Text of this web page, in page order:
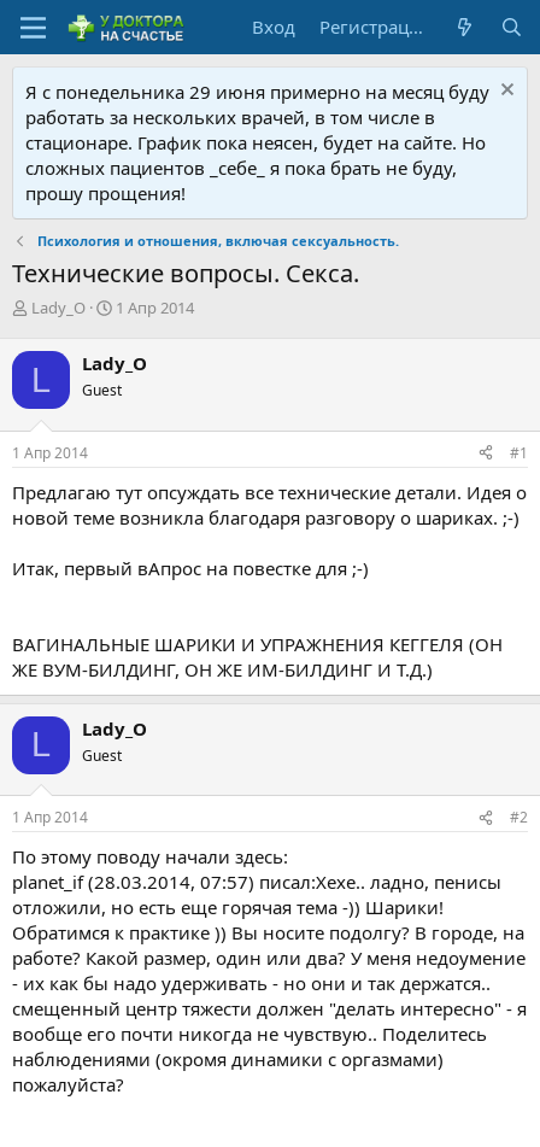
Вход Регистрация
Я с понедельника 29 июня примерно на месяц буду
работать за нескольких врачей, в том числе в
стационаре. График пока неясен, будет на сайте. Но
сложных пациентов _себе_ я пока брать не буду,
прошу прощения!
Психология и отношения, включая сексуальность.
Технические вопросы. Секса.
А
т
о
р
т
е
м
Lady_O
Д
а
н
ч
а
1 Апр 2014
L Lady_O
Guest
1 Апр 2014 #1
Предлагаю тут опсуждать все технические детали. Идея о
новой теме возникла благодаря разговору о шариках. ;-)
Итак, первый вАпрос на повестке для ;-)
ВАГИНАЛЬНЫЕ ШАРИКИ И УПРАЖНЕНИЯ КЕГГЕЛЯ (ОН
ЖЕ ВУМ-БИЛДИНГ, ОН ЖЕ ИМ-БИЛДИНГ И Т.Д.)
L Lady_O
Guest
1 Апр 2014 #2
По этому поводу начали здесь:
planet_if (28.03.2014, 07:57) писал:Хехе.. ладно, пенисы
отложили, но есть еще горячая тема -)) Шарики!
Обратимся к практике )) Вы носите подолгу? В городе, на
работе? Какой размер, один или два? У меня недоумение
- их как бы надо удерживать - но они и так держатся..
смещенный центр тяжести должен "делать интересно" - я
вообще его почти никогда не чувствую.. Поделитесь
наблюдениями (окромя динамики с оргазмами)
пожалуйста?